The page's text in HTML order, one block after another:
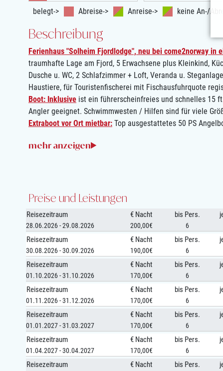
keine An-/
Anreise->
Abreise->
belegt->
Beschreibung
Ferienhaus "Solheim Fjordlodge", neu bei come2norway
traumhafte Lage am Fjord, 5 Erwachsene plus Kleinkind,
Dusche u. WC, 2 Schlafzimmer + Loft, Veranda u.
Haustiere, für Touristenfischerei mit Fischausfuhrquote
Boot: Inklusive ist ein führerscheinfreies und schnelles 15
Angler geeignet. Schwimmwesten / Hilfen sind für viele
Extraboot vor Ort mietbar: Top ausgestattetes 50 PS
Preise und Leistungen
Reisezeitraum € Nacht bis Pers.
28.06.2026 - 29.08.2026 200,00€ 6
Reisezeitraum € Nacht bis Pers.
30.08.2026 - 30.09.2026 190,00€ 6
Reisezeitraum € Nacht bis Pers.
01.10.2026 - 31.10.2026 170,00€ 6
Reisezeitraum € Nacht bis Pers.
01.11.2026 - 31.12.2026 170,00€ 6
Reisezeitraum € Nacht bis Pers.
01.01.2027 - 31.03.2027 170,00€ 6
Reisezeitraum € Nacht bis Pers.
01.04.2027 - 30.04.2027 170,00€ 6
Reisezeitraum € Nacht bis Pers.